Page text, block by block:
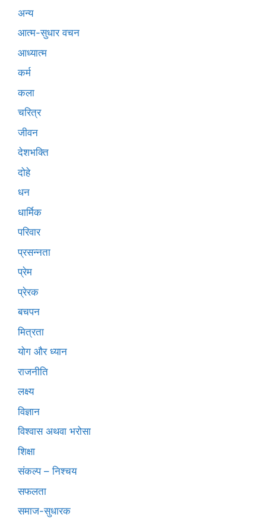
अन्य
आत्म-सुधार वचन
आध्यात्म
कर्म
कला
चरित्र
जीवन
देशभक्ति
दोहे
धन
धार्मिक
परिवार
प्रसन्नता
प्रेम
प्रेरक
बचपन
मित्रता
योग और ध्यान
राजनीति
लक्ष्य
विज्ञान
विश्वास अथवा भरोसा
शिक्षा
संकल्प – निश्चय
सफलता
समाज-सुधारक